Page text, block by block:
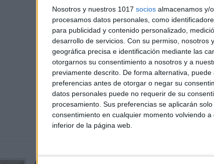
Nosotros y nuestros 1017 socios almacenamos y/
procesamos datos personales, como
para publicidad y contenido personalizado,
desarrollo de servicios. Con su permiso, nosotros
geográfica precisa e identificación mediante las
otorgarnos su consentimiento a nosotros y a
previamente descrito. De forma alternativa,
preferencias antes de otorgar o negar su
datos personales puede no requerir de su
procesamiento. Sus preferencias se aplicarán
consentimiento en cualquier momento volviendo
inferior de la página web.